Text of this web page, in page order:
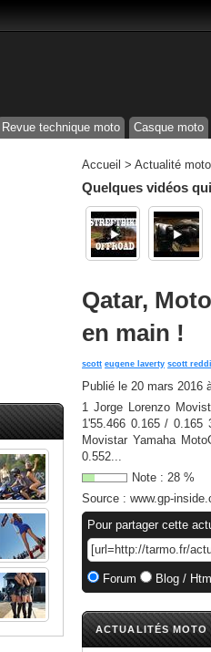
Revue technique moto Casque moto
Accueil > Actualité moto
Quelques vidéos
Qatar,
en main !
scott eugene laverty scott
Publié le 20 mars 2016
1 Jorge Lorenzo
1'55.466 0.165 / 0.165
Movistar Yamaha
0.552...
Note : 28 %
Source : www.gp-
Pour partager cette
Forum Blog / Html
ACTUALITÉS MOTO